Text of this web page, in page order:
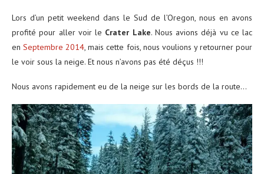
Lors d’un petit weekend dans le Sud de l’Oregon, nous en avons
profité pour aller voir le Crater Lake. Nous avions déjà vu ce lac
enSeptembre 2014, mais cette fois, nous voulions y retourner pour
le voir sous la neige. Et nous n’avons pas été déçus !!!
Nous avons rapidement eu de la neige sur les bords de la route…